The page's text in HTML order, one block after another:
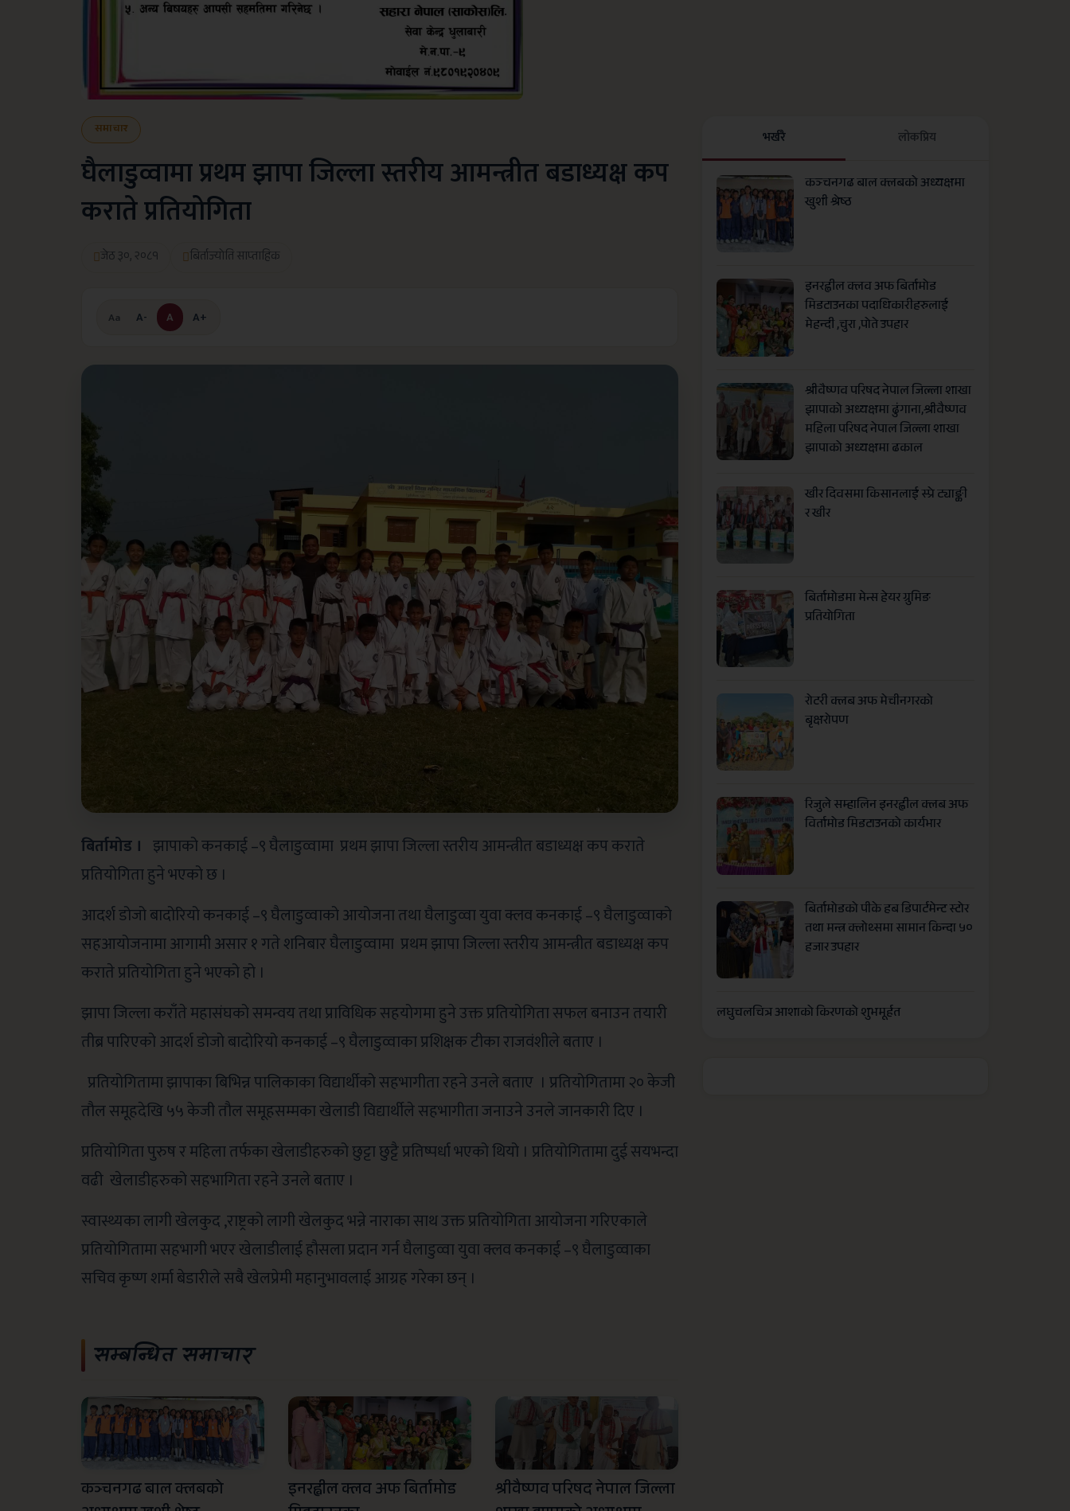
समाचार
घैलाडुव्वामा प्रथम झापा जिल्ला स्तरीय आमन्त्रीत बडाध्यक्ष कप
कराते प्रतियोगिता
जेठ ३०, २०८१ बिर्ताज्योति साप्ताहिक
Aa A- A A+
बिर्तामोड । झापाको कनकाई –९ घैलाडुव्वामा प्रथम झापा जिल्ला स्तरीय आमन्त्रीत बडाध्यक्ष कप कराते
प्रतियोगिता हुने भएको छ ।
आदर्श डोजो बादोरियो कनकाई –९ घैलाडुव्वाको आयोजना तथा घैलाडुव्वा युवा क्लव कनकाई –९ घैलाडुव्वाको
सहआयोजनामा आगामी असार १ गते शनिबार घैलाडुव्वामा प्रथम झापा जिल्ला स्तरीय आमन्त्रीत बडाध्यक्ष कप
कराते प्रतियोगिता हुने भएको हो ।
झापा जिल्ला कराँते महासंघको समन्वय तथा प्राविधिक सहयोगमा हुने उक्त प्रतियोगिता सफल बनाउन तयारी
तीब्र पारिएको आदर्श डोजो बादोरियो कनकाई –९ घैलाडुव्वाका प्रशिक्षक टीका राजवंशीले बताए ।
प्रतियोगितामा झापाका बिभिन्न पालिकाका विद्यार्थीको सहभागीता रहने उनले बताए । प्रतियोगितामा २० केजी
तौल समूहदेखि ५५ केजी तौल समूहसम्मका खेलाडी विद्यार्थीले सहभागीता जनाउने उनले जानकारी दिए ।
प्रतियोगिता पुरुष र महिला तर्फका खेलाडीहरुको छुट्टा छुट्टै प्रतिष्पर्धा भएको थियो । प्रतियोगितामा दुई सयभन्दा
वढी खेलाडीहरुको सहभागिता रहने उनले बताए ।
स्वास्थ्यका लागी खेलकुद ,राष्ट्रको लागी खेलकुद भन्ने नाराका साथ उक्त प्रतियोगिता आयोजना गरिएकाले
प्रतियोगितामा सहभागी भएर खेलाडीलाई हौसला प्रदान गर्न घैलाडुव्वा युवा क्लव कनकाई –९ घैलाडुव्वाका
सचिव कृष्ण शर्मा बेडारीले सबै खेलप्रेमी महानुभावलाई आग्रह गरेका छन् ।
सम्बन्धित समाचार
कञ्चनगढ बाल क्लबको
इनरह्वील क्लव अफ बिर्तामोड
श्रीवैष्णव परिषद नेपाल जिल्ला
भर्खरै लाेकप्रिय
कञ्चनगढ बाल क्लबको अध्यक्षमा
खुशी श्रेष्ठ
इनरह्वील क्लव अफ बिर्तामोड
मिडटाउनका पदाधिकारीहरुलाई
मेहन्दी ,चुरा ,पोते उपहार
श्रीवैष्णव परिषद नेपाल जिल्ला शाखा
झापाको अध्यक्षमा ढुंगाना,श्रीवैष्णव
महिला परिषद नेपाल जिल्ला शाखा
झापाको अध्यक्षमा ढकाल
खीर दिवसमा किसानलाई स्प्रे ट्याङ्की
र खीर
बिर्तामोडमा मेन्स हेयर ग्रुमिङ
प्रतियोगिता
रोटरी क्लब अफ मेचीनगरको
बृक्षरोपण
रिजुले सम्हालिन इनरह्वील क्लब अफ
विर्तामोड मिडटाउनको कार्यभार
बिर्तामोडको पीके हब डिपार्टमेन्ट स्टोर
तथा मन्त्र क्लोथ्समा सामान किन्दा ५०
हजार उपहार
लघुचलचित्र आशाको किरणको शुभमूर्हत